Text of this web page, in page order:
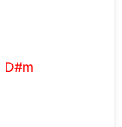
D#m